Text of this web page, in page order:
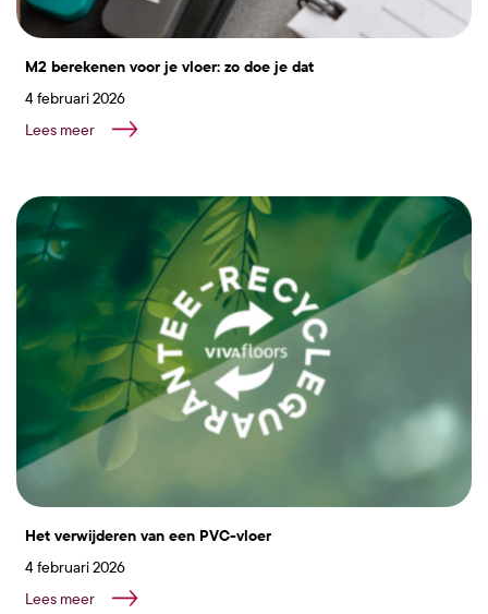
M2 berekenen voor je vloer: zo doe je dat
4 februari 2026
Lees meer
Het verwijderen van een PVC-vloer
4 februari 2026
Lees meer